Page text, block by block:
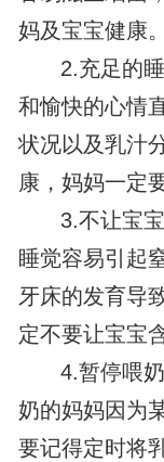
妈及宝宝健康。
2.充足的
和愉快的心情
状况以及乳汁
康，妈妈一定
3.不让宝
睡觉容易引起
牙床的发育导
定不要让宝宝
4.暂停喂
奶的妈妈因为
要记得定时将